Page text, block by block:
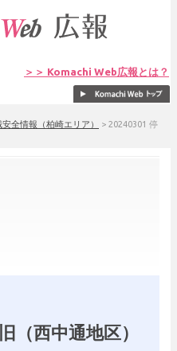
＞＞ Komachi Web広報とは？
安全情報（柏崎エリア） > 20240301 停
（西中通地区）